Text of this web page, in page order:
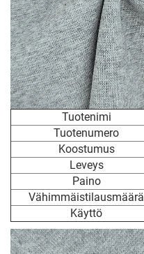
Tuotenimi
Tuotenumero
Koostumus
Leveys
Paino
Vähimmäistilausmäärä
Käyttö